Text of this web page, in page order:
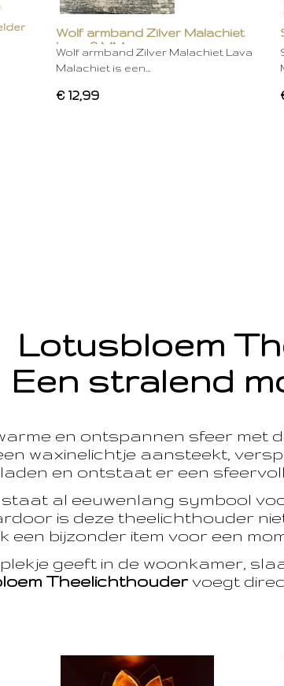
Wolf armband Zilver Malachiet
Lava 8 MM
Wolf armband Zilver Malachiet Lava
Malachiet is een…
€ 12,99
Lotusbloem
Een stralend
en ontspannen sfeer met
waxinelichtje aansteekt,
en ontstaat er een
al eeuwenlang symbool
is deze theelichthouder
een bijzonder item voor een
geeft in de woonkamer,
Theelichthouder voegt